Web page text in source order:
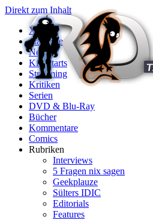
Direkt zum Inhalt
X
Startseite
News
Kinostarts
Streaming
Kritiken
Serien
DVD & Blu-Ray
Bücher
Kommentare
Comics
Rubriken
Interviews
5 Fragen nix sagen
Geekplauze
Sülters IDIC
Editorials
Features